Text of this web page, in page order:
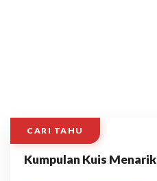
CARI TAHU
Kumpulan Kuis Menarik